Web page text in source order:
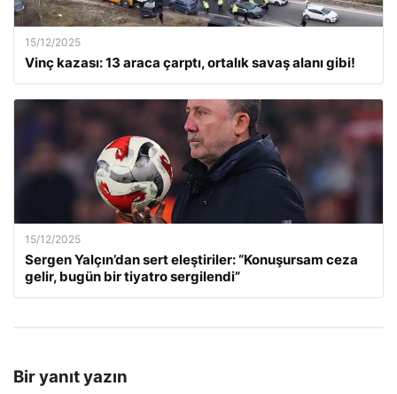
15/12/2025
Vinç kazası: 13 araca çarptı, ortalık savaş alanı gibi!
15/12/2025
Sergen Yalçın’dan sert eleştiriler: “Konuşursam ceza
gelir, bugün bir tiyatro sergilendi”
Bir yanıt yazın